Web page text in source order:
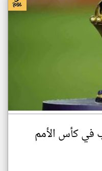
عرب في كأس الأمم